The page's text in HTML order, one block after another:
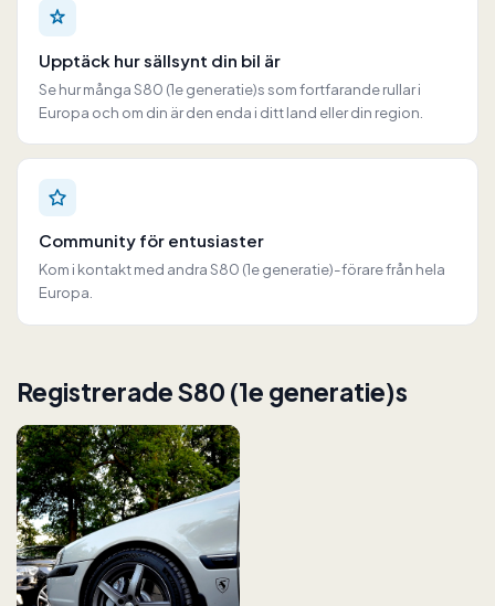
Upptäck hur sällsynt din bil är
Se hur många S80 (1e generatie)s som fortfarande rullar i
Europa och om din är den enda i ditt land eller din region.
Community för entusiaster
Kom i kontakt med andra S80 (1e generatie)-förare från hela
Europa.
Registrerade S80 (1e generatie)s